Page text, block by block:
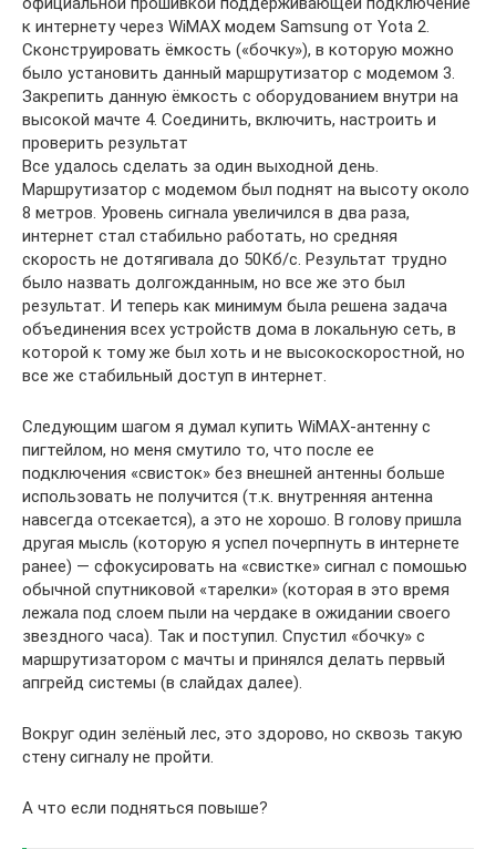
к интернету через WiMAX модем Samsung от Yota 2.
Сконструировать ёмкость («бочку»), в которую можно
было установить данный маршрутизатор с модемом 3.
Закрепить данную ёмкость с оборудованием внутри на
высокой мачте 4. Соединить, включить, настроить и
проверить результат
Все удалось сделать за один выходной день.
Маршрутизатор с модемом был поднят на высоту около
8 метров. Уровень сигнала увеличился в два раза,
интернет стал стабильно работать, но средняя
скорость не дотягивала до 50Кб/с. Результат трудно
было назвать долгожданным, но все же это был
результат. И теперь как минимум была решена задача
объединения всех устройств дома в локальную сеть, в
которой к тому же был хоть и не высокоскоростной, но
все же стабильный доступ в интернет.
Следующим шагом я думал купить WiMAX-антенну с
пигтейлом, но меня смутило то, что после ее
подключения «свисток» без внешней антенны больше
использовать не получится (т.к. внутренняя антенна
навсегда отсекается), а это не хорошо. В голову пришла
другая мысль (которую я успел почерпнуть в интернете
ранее) — сфокусировать на «свистке» сигнал с помошью
обычной спутниковой «тарелки» (которая в это время
лежала под слоем пыли на чердаке в ожидании своего
звездного часа). Так и поступил. Спустил «бочку» с
маршрутизатором с мачты и принялся делать первый
апгрейд системы (в слайдах далее).
Вокруг один зелёный лес, это здорово, но сквозь такую
стену сигналу не пройти.
А что если подняться повыше?